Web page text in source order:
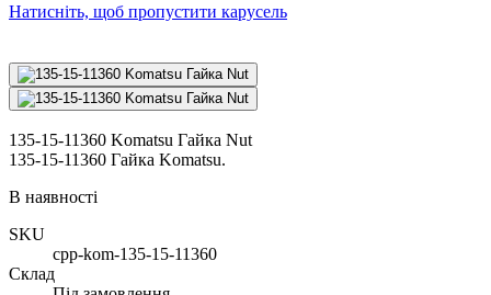
Натисніть, щоб пропустити карусель
135-15-11360 Komatsu Гайка Nut
135-15-11360 Гайка Komatsu.
В наявності
SKU
cpp-kom-135-15-11360
Склад